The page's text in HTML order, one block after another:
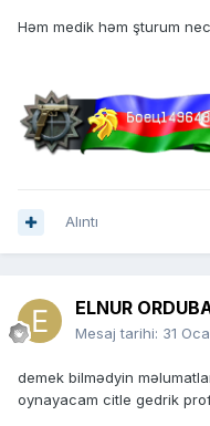
Həm medik həm şturum
Alıntı
ELNUR
Mesaj tarihi: 31
demek bilmədyin
oynayacam citle gedrik